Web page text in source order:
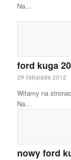
Na…
ford kuga
29 listopada 2012
Witamy na
Na…
nowy ford